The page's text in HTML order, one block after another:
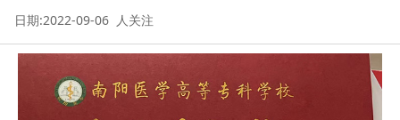
日期:2022-09-06 人关注